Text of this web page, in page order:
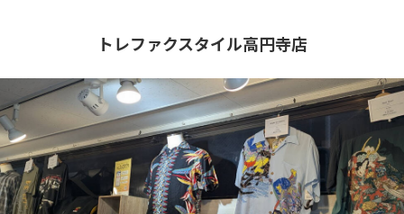
2021(211)
2020(223)
2019(156)
トレファクスタイル高円寺店